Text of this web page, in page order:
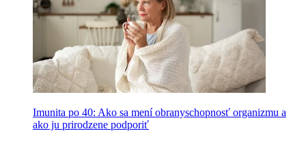
Imunita po 40: Ako sa mení obranyschopnosť organizmu a
ako ju prirodzene podporiť